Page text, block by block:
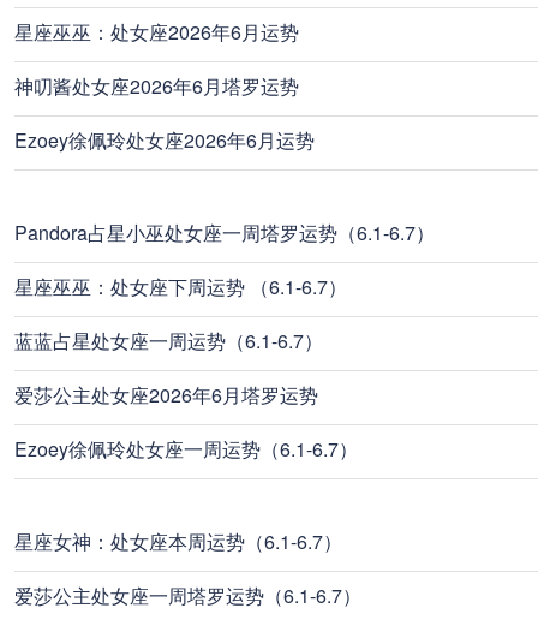
星座巫巫：处女座2026年6月运势
神叨酱处女座2026年6月塔罗运势
Ezoey徐佩玲处女座2026年6月运势
Pandora占星小巫处女座一周塔罗运势（6.1-6.7）
星座巫巫：处女座下周运势 （6.1-6.7）
蓝蓝占星处女座一周运势（6.1-6.7）
爱莎公主处女座2026年6月塔罗运势
Ezoey徐佩玲处女座一周运势（6.1-6.7）
星座女神：处女座本周运势（6.1-6.7）
爱莎公主处女座一周塔罗运势（6.1-6.7）